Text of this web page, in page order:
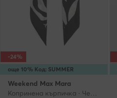
още 10% Код: SUMMER
-24%
Weekend Max Mara